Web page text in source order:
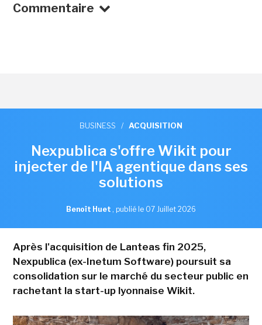
Commentaire
BUSINESS / ACQUISITION
Nexpublica s'offre Wikit pour
injecter de l'IA agentique dans ses
solutions
Benoît Huet , publié le 07 Juillet 2026
Après l'acquisition de Lanteas fin 2025,
Nexpublica (ex-Inetum Software) poursuit sa
consolidation sur le marché du secteur public en
rachetant la start-up lyonnaise Wikit.